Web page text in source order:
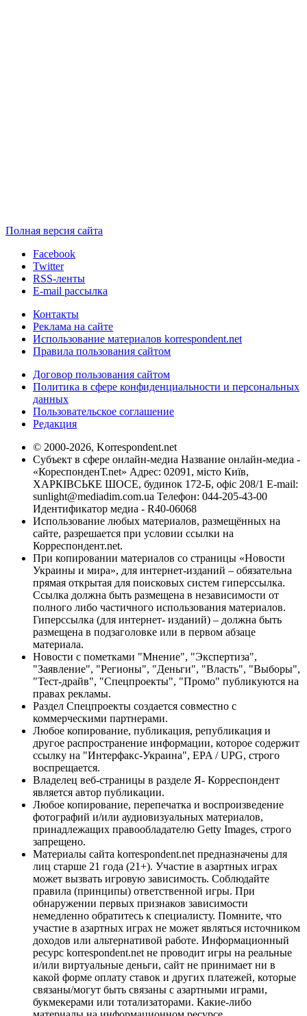
Полная версия сайта
Facebook
Twitter
RSS-ленты
E-mail рассылка
Контакты
Реклама на сайте
Использование материалов korrespondent.net
Правила пользования сайтом
Договор пользования сайтом
Политика в сфере конфиденциальности и персональных
данных
Пользовательское соглашение
Редакция
© 2000-2026, Korrespondent.net
Субъект в сфере онлайн-медиа Название онлайн-медиа -
«КореспонденТ.net» Адрес: 02091, місто Київ,
ХАРКІВСЬКЕ ШОСЕ, будинок 172-Б, офіс 208/1 E-mail:
sunlight@mediadim.com.ua Телефон: 044-205-43-00
Идентификатор медиа - R40-06068
Использование любых материалов, размещённых на
сайте, разрешается при условии ссылки на
Корреспондент.net.
При копировании материалов со страницы «Новости
Украины и мира», для интернет-изданий – обязательна
прямая открытая для поисковых систем гиперссылка.
Ссылка должна быть размещена в независимости от
полного либо частичного использования материалов.
Гиперссылка (для интернет- изданий) – должна быть
размещена в подзаголовке или в первом абзаце
материала.
Новости с пометками "Мнение", "Экспертиза",
"Заявление", "Регионы", "Деньги", "Власть", "Выборы",
"Тест-драйв", "Спецпроекты", "Промо" публикуются на
правах рекламы.
Раздел Спецпроекты создается совместно с
коммерческими партнерами.
Любое копирование, публикация, републикация и
другое распространение информации, которое содержит
ссылку на "Интерфакс-Украина", EPA / UPG, строго
воспрещается.
Владелец веб-страницы в разделе Я- Корреспондент
является автор публикации.
Любое копирование, перепечатка и воспроизведение
фотографий и/или аудиовизуальных материалов,
принадлежащих правообладателю Getty Images, строго
запрещено.
Материалы сайта korrespondent.net предназначены для
лиц старше 21 года (21+). Участие в азартных играх
может вызвать игровую зависимость. Соблюдайте
правила (принципы) ответственной игры. При
обнаружении первых признаков зависимости
немедленно обратитесь к специалисту. Помните, что
участие в азартных играх не может являться источником
доходов или альтернативой работе. Информационный
ресурс korrespondent.net не проводит игры на реальные
и/или виртуальные деньги, сайт не принимает ни в
какой форме оплату ставок и других платежей, которые
связаны/могут быть связаны с азартными играми,
букмекерами или тотализаторами. Какие-либо